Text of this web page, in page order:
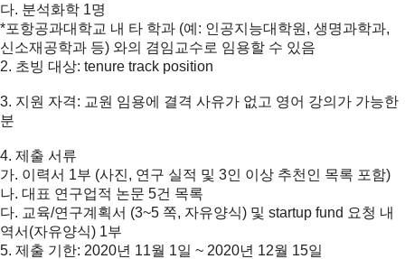
다. 분석화학 1명
*포항공과대학교 내 타 학과 (예: 인공지능대학원, 생명과학과,
신소재공학과 등) 와의 겸임교수로 임용할 수 있음
2. 초빙 대상: tenure track position
3. 지원 자격: 교원 임용에 결격 사유가 없고 영어 강의가 가능한
분
4. 제출 서류
가. 이력서 1부 (사진, 연구 실적 및 3인 이상 추천인 목록 포함)
나. 대표 연구업적 논문 5건 목록
다. 교육/연구계획서 (3~5 쪽, 자유양식) 및 startup fund 요청 내
역서(자유양식) 1부
5. 제출 기한: 2020년 11월 1일 ~ 2020년 12월 15일